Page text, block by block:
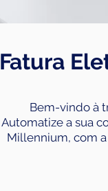
Fatura
Bem-vindo à
Automatize a sua
Millennium, com